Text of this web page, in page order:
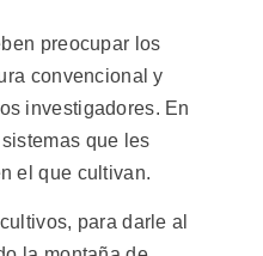
preocupar los
convencional y
investigadores. En
que les
el que cultivan.
para darle al